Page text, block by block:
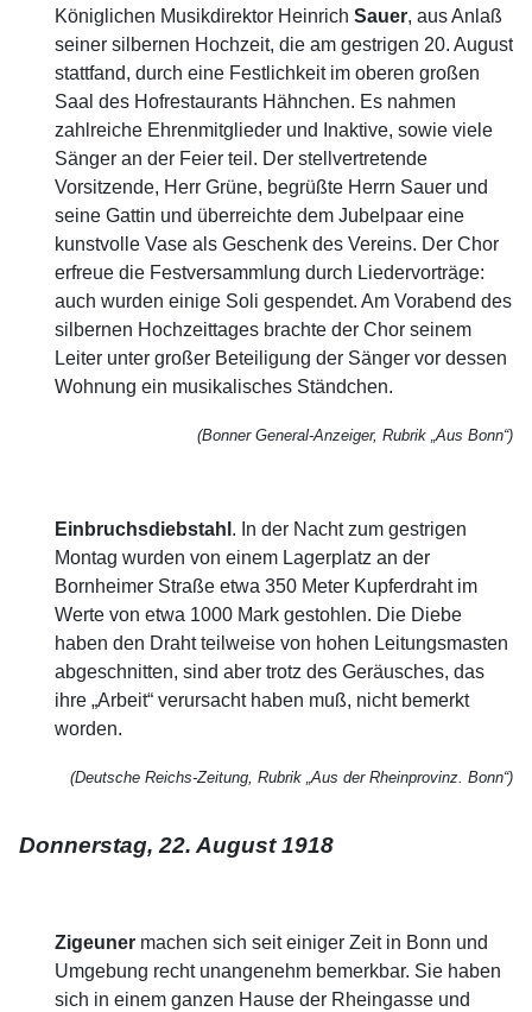
Königlichen Musikdirektor Heinrich Sauer, aus Anlaß
seiner silbernen Hochzeit, die am gestrigen 20. August
stattfand, durch eine Festlichkeit im oberen großen
Saal des Hofrestaurants Hähnchen. Es nahmen
zahlreiche Ehrenmitglieder und Inaktive, sowie viele
Sänger an der Feier teil. Der stellvertretende
Vorsitzende, Herr Grüne, begrüßte Herrn Sauer und
seine Gattin und überreichte dem Jubelpaar eine
kunstvolle Vase als Geschenk des Vereins. Der Chor
erfreue die Festversammlung durch Liedervorträge:
auch wurden einige Soli gespendet. Am Vorabend des
silbernen Hochzeittages brachte der Chor seinem
Leiter unter großer Beteiligung der Sänger vor dessen
Wohnung ein musikalisches Ständchen.
(Bonner General-Anzeiger, Rubrik „Aus Bonn“)
Einbruchsdiebstahl . In der Nacht zum gestrigen
Montag wurden von einem Lagerplatz an der
Bornheimer Straße etwa 350 Meter Kupferdraht im
Werte von etwa 1000 Mark gestohlen. Die Diebe
haben den Draht teilweise von hohen Leitungsmasten
abgeschnitten, sind aber trotz des Geräusches, das
ihre „Arbeit“ verursacht haben muß, nicht bemerkt
worden.
(Deutsche Reichs-Zeitung, Rubrik „Aus der Rheinprovinz. Bonn“)
Donnerstag, 22. August 1918
Zigeuner machen sich seit einiger Zeit in Bonn und
Umgebung recht unangenehm bemerkbar. Sie haben
sich in einem ganzen Hause der Rheingasse und